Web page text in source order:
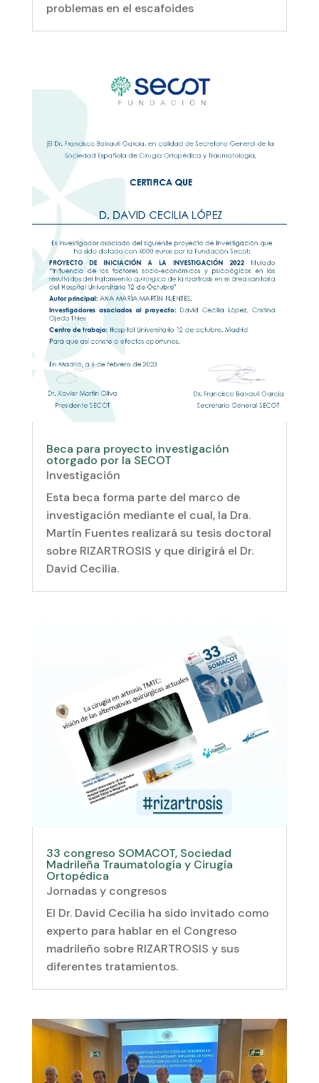
problemas en el escafoides
Beca para proyecto investigación
otorgado por la SECOT
Investigación
Esta beca forma parte del marco de
investigación mediante el cual, la Dra.
Martín Fuentes realizará su tesis doctoral
sobre RIZARTROSIS y que dirigirá el Dr.
David Cecilia.
33 congreso SOMACOT, Sociedad
Madrileña Traumatología y Cirugía
Ortopédica
Jornadas y congresos
El Dr. David Cecilia ha sido invitado como
experto para hablar en el Congreso
madrileño sobre RIZARTROSIS y sus
diferentes tratamientos.